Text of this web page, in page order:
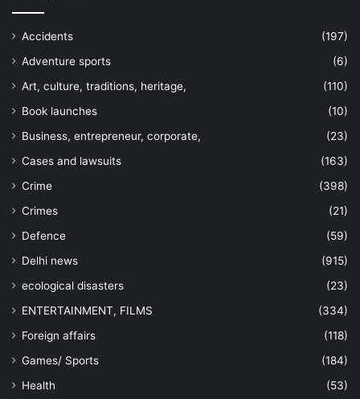
Accidents
(197)
Adventure sports
(6)
Art, culture, traditions, heritage,
(110)
Book launches
(10)
Business, entrepreneur, corporate,
(23)
Cases and lawsuits
(163)
Crime
(398)
Crimes
(21)
Defence
(59)
Delhi news
(915)
ecological disasters
(23)
ENTERTAINMENT, FILMS
(334)
Foreign affairs
(118)
Games/ Sports
(184)
Health
(53)